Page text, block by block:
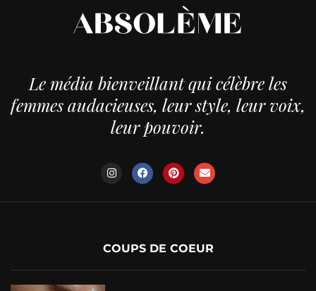
Le média bienveillant qui célèbre les
femmes audacieuses, leur style, leur voix,
leur pouvoir.
COUPS DE COEUR